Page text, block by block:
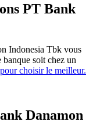
PT Bank
Indonesia Tbk vous
soit chez un
choisir le meilleur.
Danamon